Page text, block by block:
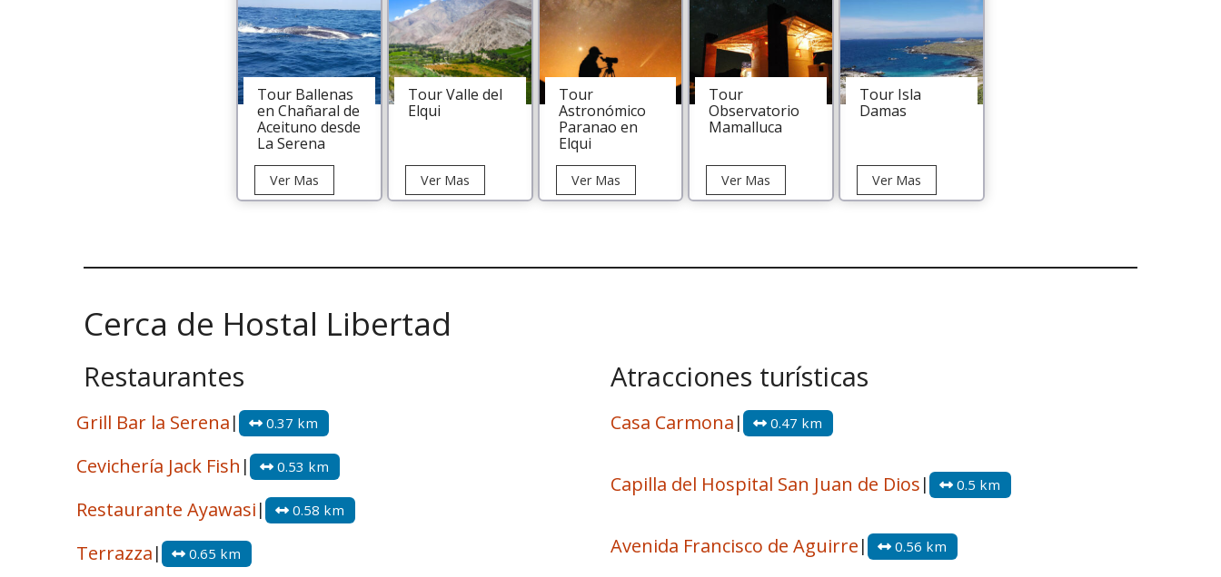
Tour Ballenas
en Chañaral de
Aceituno desde
La Serena
Ver Mas
Ballenas
Aceituno
La
Serena
Tour Valle del
Elqui
Ver MasTour
Valle
Tour
Astronómico
Paranao en
Elqui
Ver MasTour
Astronómico
Tour
Observatorio
Mamalluca
Ver Mas
Observatorio
Tour Isla
Damas
Ver Mas
Isla
Cerca de Hostal Libertad
Restaurantes
Grill Bar la Serena | 0.37 km
Cevichería Jack Fish | 0.53 km
Restaurante Ayawasi | 0.58 km
Terrazza | 0.65 km
Atracciones turísticas
Casa Carmona | 0.47 km
Capilla del Hospital San Juan de Dios | 0.5 km
Avenida Francisco de Aguirre | 0.56 km